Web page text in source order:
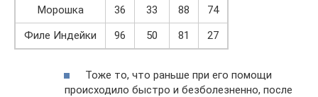
Морошка 36 33 88
74
Филе Индейки
96 50 81 27
Тоже то, что раньше при его помощи
происходило быстро и безболезненно, после